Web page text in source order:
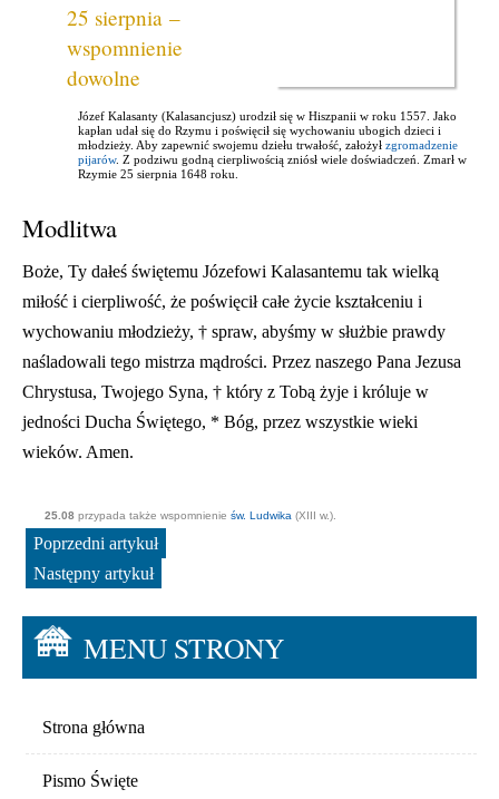
25 sierpnia –
wspomnienie
dowolne
Józef Kalasanty (Kalasancjusz) urodził się w Hiszpanii w roku 1557. Jako
kapłan udał się do Rzymu i poświęcił się wychowaniu ubogich dzieci i
młodzieży. Aby zapewnić swojemu dziełu trwałość, założył zgromadzenie
pijarów. Z podziwu godną cierpliwością zniósł wiele doświadczeń. Zmarł w
Rzymie 25 sierpnia 1648 roku.
Modlitwa
Boże, Ty dałeś świętemu Józefowi Kalasantemu tak wielką
miłość i cierpliwość, że poświęcił całe życie kształceniu i
wychowaniu młodzieży, † spraw, abyśmy w służbie prawdy
naśladowali tego mistrza mądrości. Przez naszego Pana Jezusa
Chrystusa, Twojego Syna, † który z Tobą żyje i króluje w
jedności Ducha Świętego, * Bóg, przez wszystkie wieki
wieków. Amen.
25.08 przypada także wspomnienie św. Ludwika (XIII w.).
Poprzedni artykuł
Następny artykuł
MENU STRONY
Strona główna
Pismo Święte